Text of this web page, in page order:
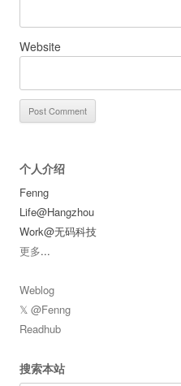
Website
个人介绍
Fenng
Life@Hangzhou
Work@无码科技
更多...
Weblog
𝕏 @Fenng
Readhub
搜索本站